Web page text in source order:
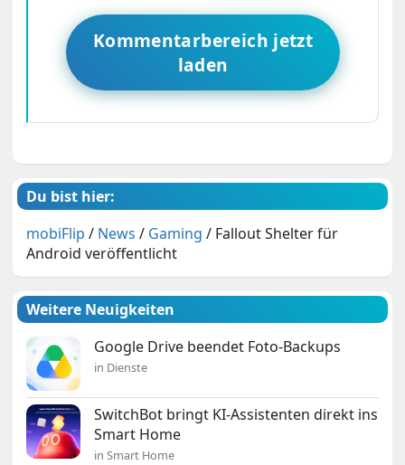
Kommentarbereich jetzt
laden
Du bist hier:
mobiFlip / News / Gaming / Fallout Shelter für
Android veröffentlicht
Weitere Neuigkeiten
Google Drive beendet Foto-Backups
in Dienste
SwitchBot bringt KI-Assistenten direkt ins
Smart Home
in Smart Home